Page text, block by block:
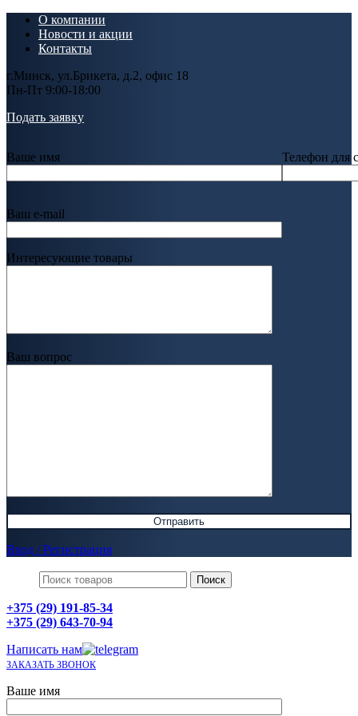
О компании
Новости и акции
Контакты
г.Минск, ул.Брикета, д.2, офис 18
Пн-Пт 9:00-18:00
Подать заявку
Ваше имя Телефон для
Ваш e-mail
Интересующие товары
Ваш вопрос
Вход / Регистрация
Поиск
+375 (29) 191-85-34
+375 (29) 643-70-94
Написать нам
ЗАКАЗАТЬ ЗВОНОК
Ваше имя